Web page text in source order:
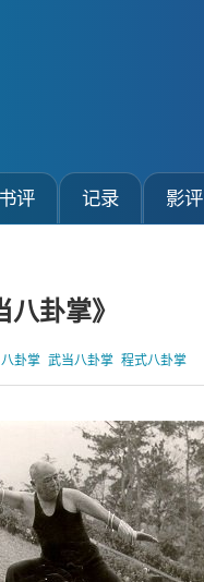
书评 记录 影评
卦掌》
八卦掌 武当八卦掌 程式八卦掌